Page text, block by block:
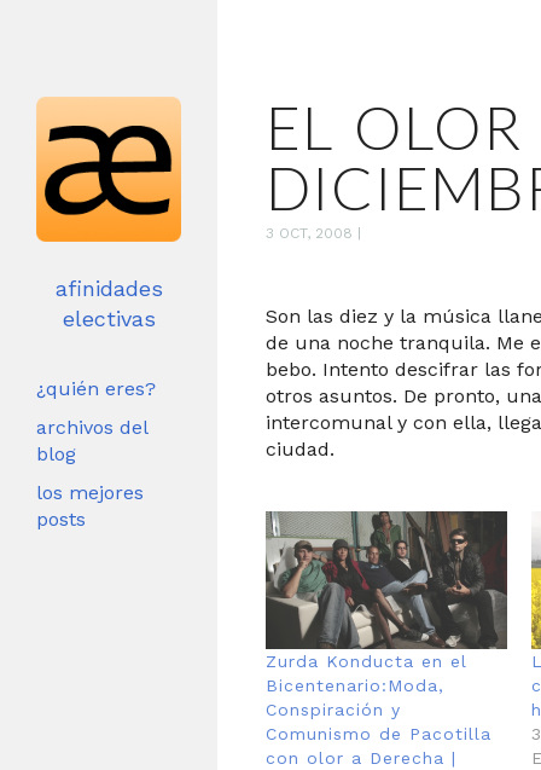
afinidades
electivas
¿quién eres?
archivos del
blog
los mejores
posts
EL
3 OCT, 2008
Son las diez y la música
de una noche tranquila. Me
bebo. Intento descifrar las
otros asuntos. De pronto,
intercomunal y con ella,
ciudad.
Zurda Konducta en el
Bicentenario:Moda,
Conspiración y
Comunismo de Pacotilla
con olor a Derecha |